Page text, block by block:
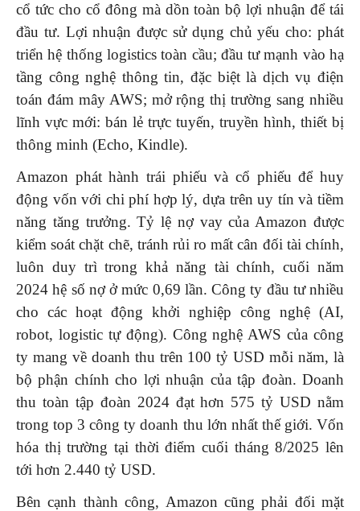
cổ tức cho cổ đông mà dồn toàn bộ lợi nhuận để tái
đầu tư. Lợi nhuận được sử dụng chủ yếu cho: phát
triển hệ thống logistics toàn cầu; đầu tư mạnh vào hạ
tầng công nghệ thông tin, đặc biệt là dịch vụ điện
toán đám mây AWS; mở rộng thị trường sang nhiều
lĩnh vực mới: bán lẻ trực tuyến, truyền hình, thiết bị
thông minh (Echo, Kindle).
Amazon phát hành trái phiếu và cổ phiếu để huy
động vốn với chi phí hợp lý, dựa trên uy tín và tiềm
năng tăng trưởng. Tỷ lệ nợ vay của Amazon được
kiểm soát chặt chẽ, tránh rủi ro mất cân đối tài chính,
luôn duy trì trong khả năng tài chính, cuối năm
2024 hệ số nợ ở mức 0,69 lần. Công ty đầu tư nhiều
cho các hoạt động khởi nghiệp công nghệ (AI,
robot, logistic tự động). Công nghệ AWS của công
ty mang về doanh thu trên 100 tỷ USD mỗi năm, là
bộ phận chính cho lợi nhuận của tập đoàn. Doanh
thu toàn tập đoàn 2024 đạt hơn 575 tỷ USD nằm
trong top 3 công ty doanh thu lớn nhất thế giới. Vốn
hóa thị trường tại thời điểm cuối tháng 8/2025 lên
tới hơn 2.440 tỷ USD.
Bên cạnh thành công, Amazon cũng phải đối mặt